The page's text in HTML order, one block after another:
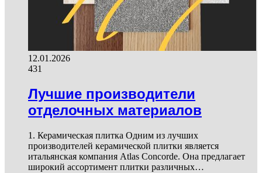
12.01.2026
431
Лучшие производители
отделочных материалов
1. Керамическая плитка Одним из лучших
производителей керамической плитки является
итальянская компания Atlas Concorde. Она предлагает
широкий ассортимент плитки различных…